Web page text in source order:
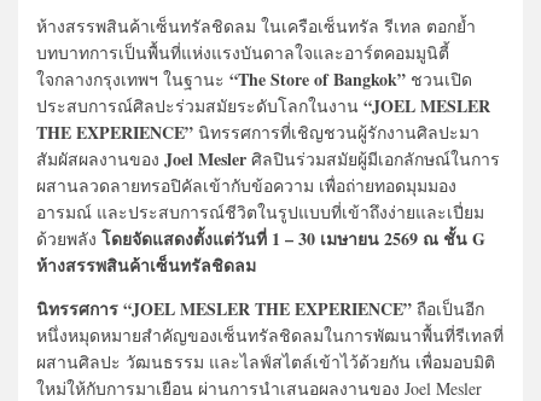
ห้างสรรพสินค้าเซ็นทรัลชิดลม ในเครือเซ็นทรัล รีเทล ตอกย้ำ
บทบาทการเป็นพื้นที่แห่งแรงบันดาลใจและอาร์ตคอมมูนิตี้
ใจกลางกรุงเทพฯ ในฐานะ “The Store of Bangkok” ชวนเปิด
ประสบการณ์ศิลปะร่วมสมัยระดับโลกในงาน “JOEL MESLER
THE EXPERIENCE” นิทรรศการที่เชิญชวนผู้รักงานศิลปะมา
สัมผัสผลงานของ Joel Mesler ศิลปินร่วมสมัยผู้มีเอกลักษณ์ในการ
ผสานลวดลายทรอปิคัลเข้ากับข้อความ เพื่อถ่ายทอดมุมมอง
อารมณ์ และประสบการณ์ชีวิตในรูปแบบที่เข้าถึงง่ายและเปี่ยม
ด้วยพลัง โดยจัดแสดงตั้งแต่วันที่ 1 – 30 เมษายน 2569 ณ ชั้น G
ห้างสรรพสินค้าเซ็นทรัลชิดลม
นิทรรศการ “JOEL MESLER THE EXPERIENCE” ถือเป็นอีก
หนึ่งหมุดหมายสำคัญของเซ็นทรัลชิดลมในการพัฒนาพื้นที่รีเทลที่
ผสานศิลปะ วัฒนธรรม และไลฟ์สไตล์เข้าไว้ด้วยกัน เพื่อมอบมิติ
ใหม่ให้กับการมาเยือน ผ่านการนำเสนอผลงานของ Joel Mesler